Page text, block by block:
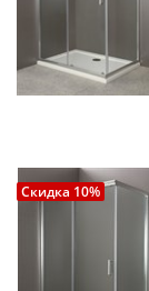
Скидка 10%